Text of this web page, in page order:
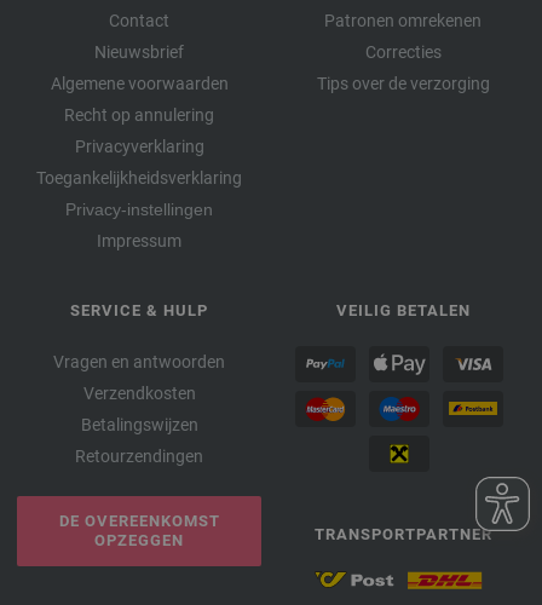
Contact
Nieuwsbrief
Algemene voorwaarden
Recht op annulering
Privacyverklaring
Toegankelijkheidsverklaring
Privacy-instellingen
Impressum
Patronen omrekenen
Correcties
Tips over de verzorging
SERVICE & HULP
Vragen en antwoorden
Verzendkosten
Betalingswijzen
Retourzendingen
DE OVEREENKOMST
OPZEGGEN
VEILIG BETALEN
TRANSPORTPARTNER